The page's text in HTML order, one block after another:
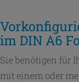
im DIN A6
Sie benötigen für
mit einem oder